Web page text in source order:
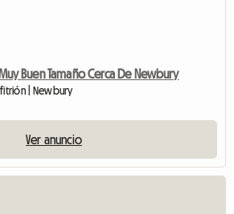
Buen Tamaño Cerca De Newbury
| Newbury
Ver anuncio